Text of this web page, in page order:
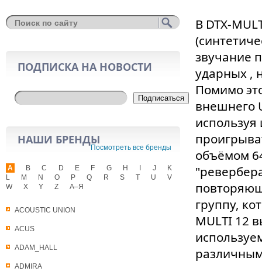
ПОДПИСКА НА НОВОСТИ
Подписаться
НАШИ БРЕНДЫ
Посмотреть все бренды
A
ACOUSTIC UNION
ACUS
ADAM_HALL
ADMIRA
B C D E F G H J
K
L
M N O P Q R S T U
V
W
X Y Z А–Я
В DTX-
звучание
ударных ,
Помимо
внешнего
используя
объёмом
группу,
MULTI 12